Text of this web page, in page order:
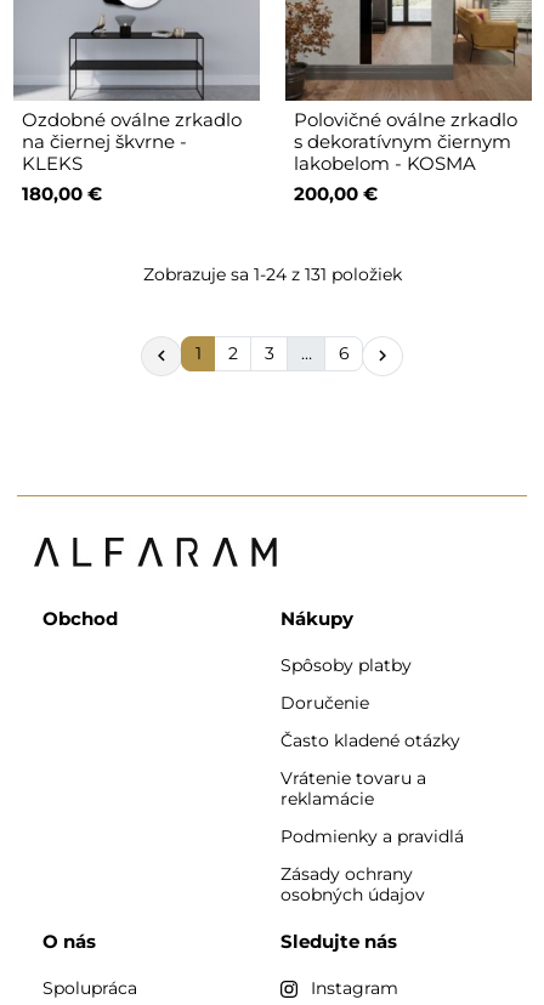
Ozdobné oválne zrkadlo
na čiernej škvrne -
KLEKS
180,00 €
Polovičné oválne zrkadlo
s dekoratívnym čiernym
lakobelom - KOSMA
200,00 €
Zobrazuje sa 1-24 z 131 položiek
 1 2 3 … 6 
Obchod Nákupy
Spôsoby platby
Doručenie
Často kladené otázky
Vrátenie tovaru a
reklamácie
Podmienky a pravidlá
Zásady ochrany
osobných údajov
O nás
Spolupráca
Sledujte nás
Instagram